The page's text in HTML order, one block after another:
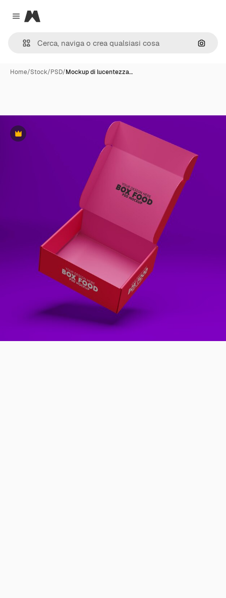
Close menu
Magnific
Cerca
Home/Stock/PSD/Mockup di lucentezza…
Premium